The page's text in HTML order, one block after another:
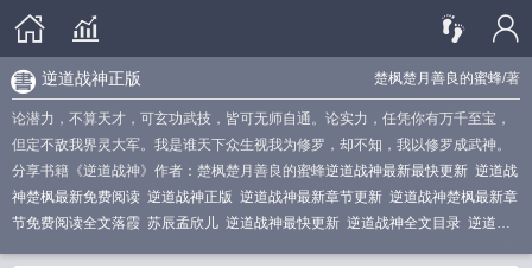
楚枫楚月善良的蜜蜂/著
逆道战神正版
论潜力，不算天才，可玄功武技，皆可无师自通。论实力，任凭你有万千至宝，
但定不敌我界灵大军。我是谁天下众生视我为修罗，却不知，我以修罗成武神。
分享书籍《逆道战神》作者：楚枫楚月善良的蜜蜂逆道战神最新最快更新 逆道战
神楚枫最新免费阅读 逆道战神正版 逆道战神最新章节更新 逆道战神楚枫最新章
节免费阅读全文落霞 苏辰孟欣儿 逆道战神最快更新 逆道战神全文目录 逆道战